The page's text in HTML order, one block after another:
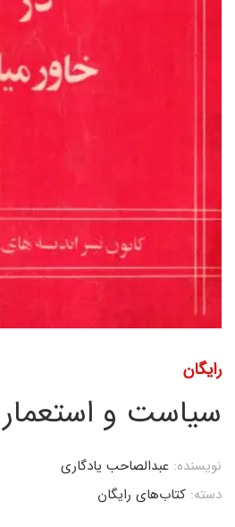
رایگان
سیاست و استعمار
نویسنده: عبدالصاحب یادگاری
دسته: کتاب‌های رایگان